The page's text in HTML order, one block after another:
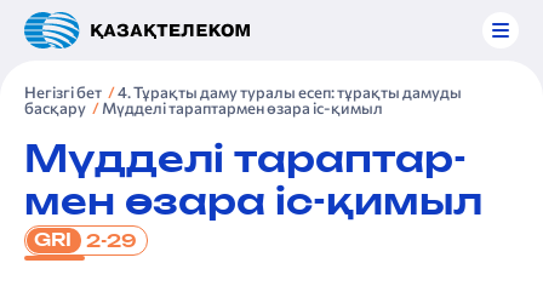
Негізгі бет
4. Тұрақты даму туралы есеп: тұрақты дамуды
басқару
Мүдделі тарап­тар­мен өзара іс-қимыл
Мүдделі тарап­тар­
мен өзара іс-қимыл
GRI 2-29